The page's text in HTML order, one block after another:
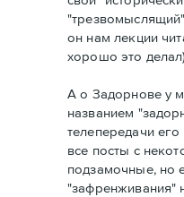
он нам лекции
хорошо это
А о Задорнове у
названием
телепередачи
все посты с
подзамочные, но
"зафренживания"